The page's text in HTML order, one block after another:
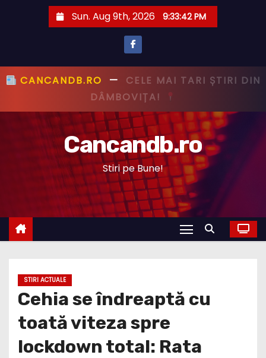
Sun. Aug 9th, 2026 9:33:43 PM
CANCANDB.RO— PRIMUL CU ȘTIREA,
PRIMUL CU ADEVĂRUL!
Cancandb.ro
Stiri pe Bune!
STIRI ACTUALE
Cehia se îndreaptă cu
toată viteza spre
lockdown total: Rata